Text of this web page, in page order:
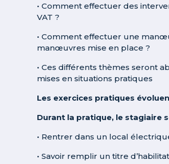
• Comment effectuer des
VAT ?
• Comment effectuer une
manœuvres mise en place ?
• Ces différents thèmes seront
mises en situations pratiques
Les exercices pratiques
Durant la pratique, le stagiaire
• Rentrer dans un local
• Savoir remplir un titre